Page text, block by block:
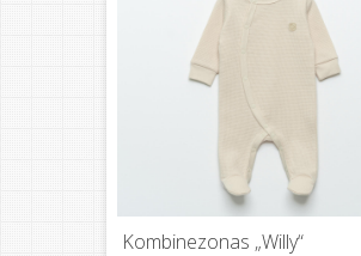
Kombinezonas „Willy“